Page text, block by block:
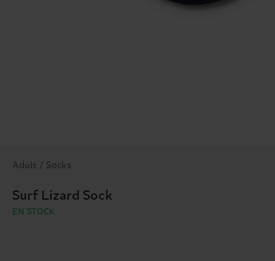
Adult / Socks
Surf Lizard Sock
EN STOCK